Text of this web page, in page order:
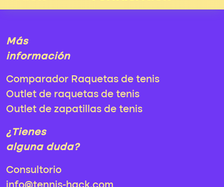
Más
información
Comparador Raquetas de tenis
Outlet de raquetas de tenis
Outlet de zapatillas de tenis
¿Tienes
alguna duda?
Consultorio